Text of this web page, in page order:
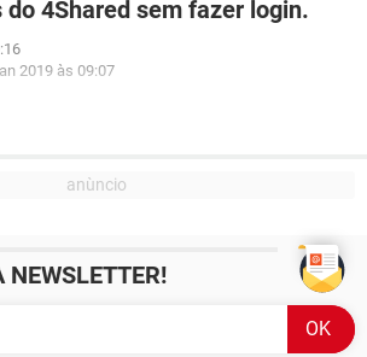
4Shared sem fazer login.
2019 às 09:07
NEWSLETTER!